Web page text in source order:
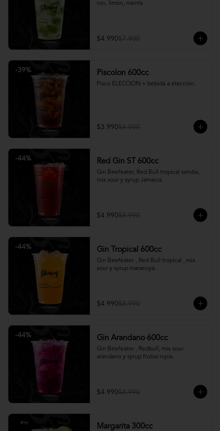
ron, limón, menta
$4.990$7.900
-39% Piscolon 600cc
Pisco ELECCION + bebida a elección.
$3.990$6.500
-44% Red Gin ST 600cc
Gin Beefeater, Red Bull tropical sandia,
mix sour y syrup Jamaica.
$4.990$8.990
-44% Gin Tropical 600cc
Gin Beefeater , Red Bull tropical , mix
sour y syrup maracuya.
$4.990$8.990
-44% Gin Arandano 600cc
Gin Beefeater , Redbull, mix sour
arandano y syrup frutos rojos.
$4.990$8.990
Margarita 300cc